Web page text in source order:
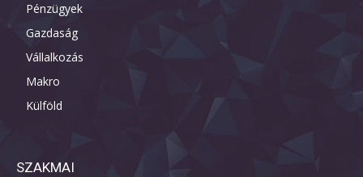
Pénzügyek
Gazdaság
Vállalkozás
Makro
Külföld
SZAKMAI